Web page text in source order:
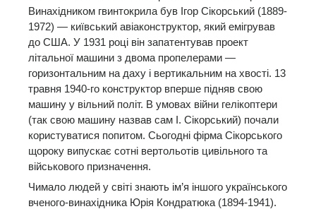
Винахідником гвинтокрила був Ігор Сікорський (1889-
1972) — київський авіаконструктор, який емігрував
до США. У 1931 році він запатентував проект
літальної машини з двома пропелерами —
горизонтальним на даху і вертикальним на хвості. 13
травня 1940-го конструктор вперше підняв свою
машину у вільний політ. В умовах війни гелікоптери
(так свою машину назвав сам І. Сікорський) почали
користуватися попитом. Сьогодні фірма Сікорського
щороку випускає сотні вертольотів цивільного та
військового призначення.
Чимало людей у світі знають ім’я іншого українського
вченого-винахідника Юрія Кондратюка (1894-1941).